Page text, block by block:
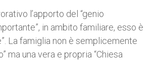
l’apporto del “genio
in ambito familiare, esso è
La famiglia non è semplicemente
ma una vera e propria “Chiesa